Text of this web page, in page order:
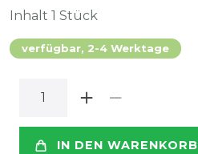
Inhalt 1 Stück
verfügbar, 2-4 Werktage
IN DEN WARENKORB